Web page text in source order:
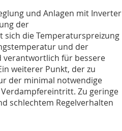
und Anlagen mit Inverter
der
die Temperaturspreizung
und der
verantwortlich für bessere
weiterer Punkt, der zu
der minimal notwendige
Zu geringe
schlechtem Regelverhalten